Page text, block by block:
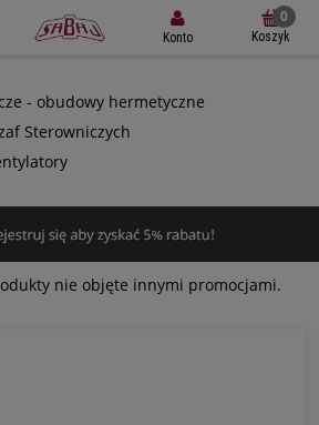
Konto Koszyk
- obudowy hermetyczne
Sterowniczych
nie objęte innymi promocjami.